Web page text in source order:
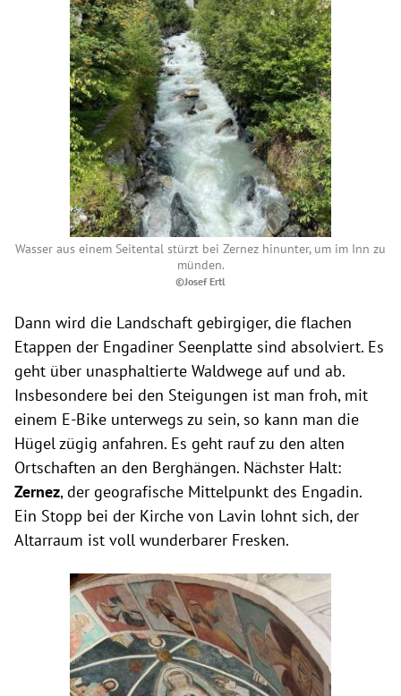
Wasser aus einem Seitental stürzt bei Zernez hinunter, um im Inn zu
münden.
©Josef Ertl
Dann wird die Landschaft gebirgiger, die flachen
Etappen der Engadiner Seenplatte sind absolviert. Es
geht über unasphaltierte Waldwege auf und ab.
Insbesondere bei den Steigungen ist man froh, mit
einem E-Bike unterwegs zu sein, so kann man die
Hügel zügig anfahren. Es geht rauf zu den alten
Ortschaften an den Berghängen. Nächster Halt:
Zernez, der geografische Mittelpunkt des Engadin.
Ein Stopp bei der Kirche von Lavin lohnt sich, der
Altarraum ist voll wunderbarer Fresken.